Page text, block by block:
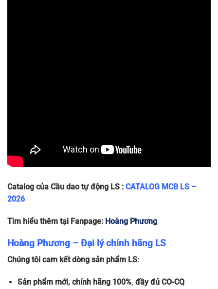
Catalog của Cầu dao tự động LS : CATALOG MCB LS –
2026
Tìm hiểu thêm tại Fanpage: Hoàng Phương
Hoàng Phương – Đại lý chính hãng LS
Chúng tôi cam kết dòng sản phẩm LS:
Sản phẩm mới, chính hãng 100%, đầy đủ CO-CQ